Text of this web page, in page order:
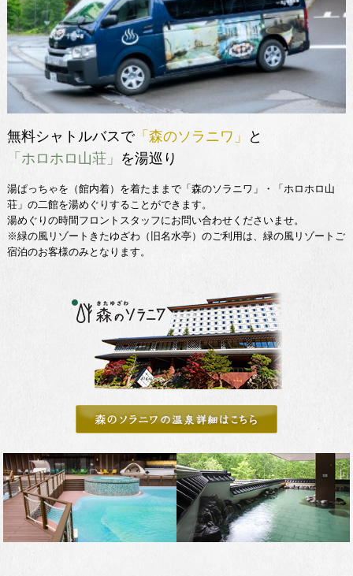
無料シャトルバスで「森のソラニワ」
と
「ホロホロ山荘」 を湯巡り
湯ぱっちゃを（館内着）を着たままで「森のソラニワ」・「ホロホロ山
荘」の二館を湯めぐりすることができます。
湯めぐりの時間フロントスタッフにお問い合わせくださいませ。
※緑の風リゾートきたゆざわ（旧名水亭）のご利用は、緑の風リゾートご
宿泊のお客様のみとなります。